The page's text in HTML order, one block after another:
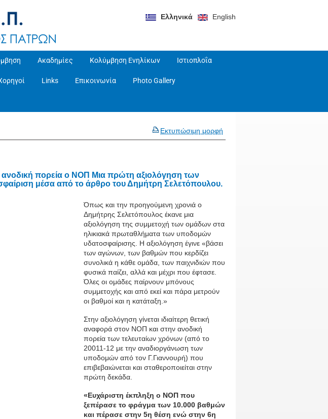
Ελληνικά English
Ακαδημίες Κολύμβηση Ενηλίκων Ιστιοπλοΐα
Links Επικοινωνία Photo Gallery
Εκτυπώσιμη μορφή
πορεία ο ΝΟΠ Μια πρώτη αξιολόγηση των
μέσα από το άρθρο του Δημήτρη Σελετόπουλου.
Όπως και την προηγούμενη χρονιά ο
Δημήτρης Σελετόπουλος έκανε μια
αξιολόγηση της συμμετοχή των ομάδων στα
ηλικιακά πρωταθλήματα των υποδομών
υδατοσφαίρισης. Η αξιολόγηση έγινε «βάσει
των αγώνων, των βαθμών που κερδίζει
συνολικά η κάθε ομάδα, των παιχνιδιών που
φυσικά παίζει, αλλά και μέχρι που έφτασε.
Όλες οι ομάδες παίρνουν μπόνους
συμμετοχής και από εκεί και πάρα μετρούν
οι βαθμοί και η κατάταξη.»
Στην αξιολόγηση γίνεται ιδιαίτερη θετική
αναφορά στον ΝΟΠ και στην ανοδική
πορεία των τελευταίων χρόνων (από το
20011-12 με την αναδιοργάνωση των
υποδομών από τον Γ.Γιαννουρή) που
επιβεβαιώνεται και σταθεροποιείται στην
πρώτη δεκάδα.
«Ευχάριστη έκπληξη ο ΝΟΠ που
ξεπέρασε το φράγμα των 10.000 βαθμών
και πέρασε στην 5η θέση ενώ στην 6η